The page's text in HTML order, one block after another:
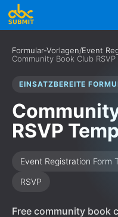
Formular-Vorlagen/Event
Community Book Club
EINSATZBEREITE
RSVP
Event Registration Form
RSVP
Free community book